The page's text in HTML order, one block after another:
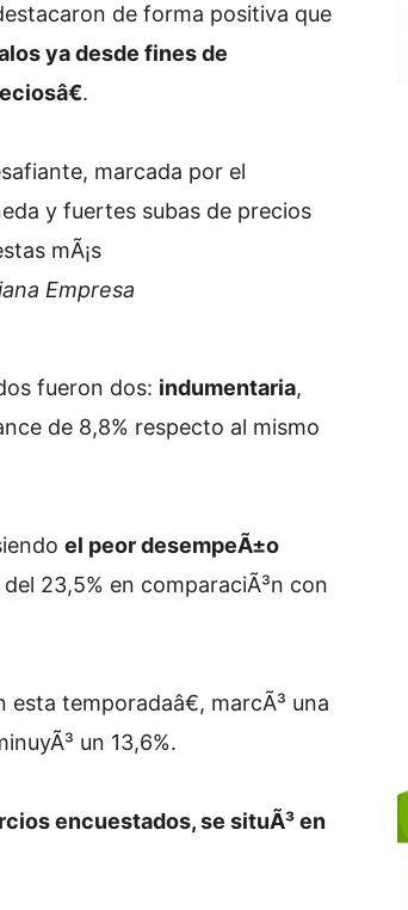
de forma positiva que
ya desde fines de
.
marcada por el
y fuertes subas de precios
mÃ¡s
Empresa
fueron dos: indumentaria,
de 8,8% respecto al mismo
el peor desempeÃ±o
23,5% en comparaciÃ³n con
temporadaâ€, marcÃ³ una
un 13,6%.
encuestados, se situÃ³ en